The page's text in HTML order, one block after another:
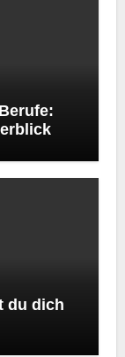
du dich